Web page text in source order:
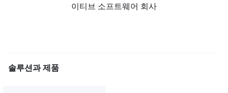
이티브 소프트웨어 회사
솔루션과 제품